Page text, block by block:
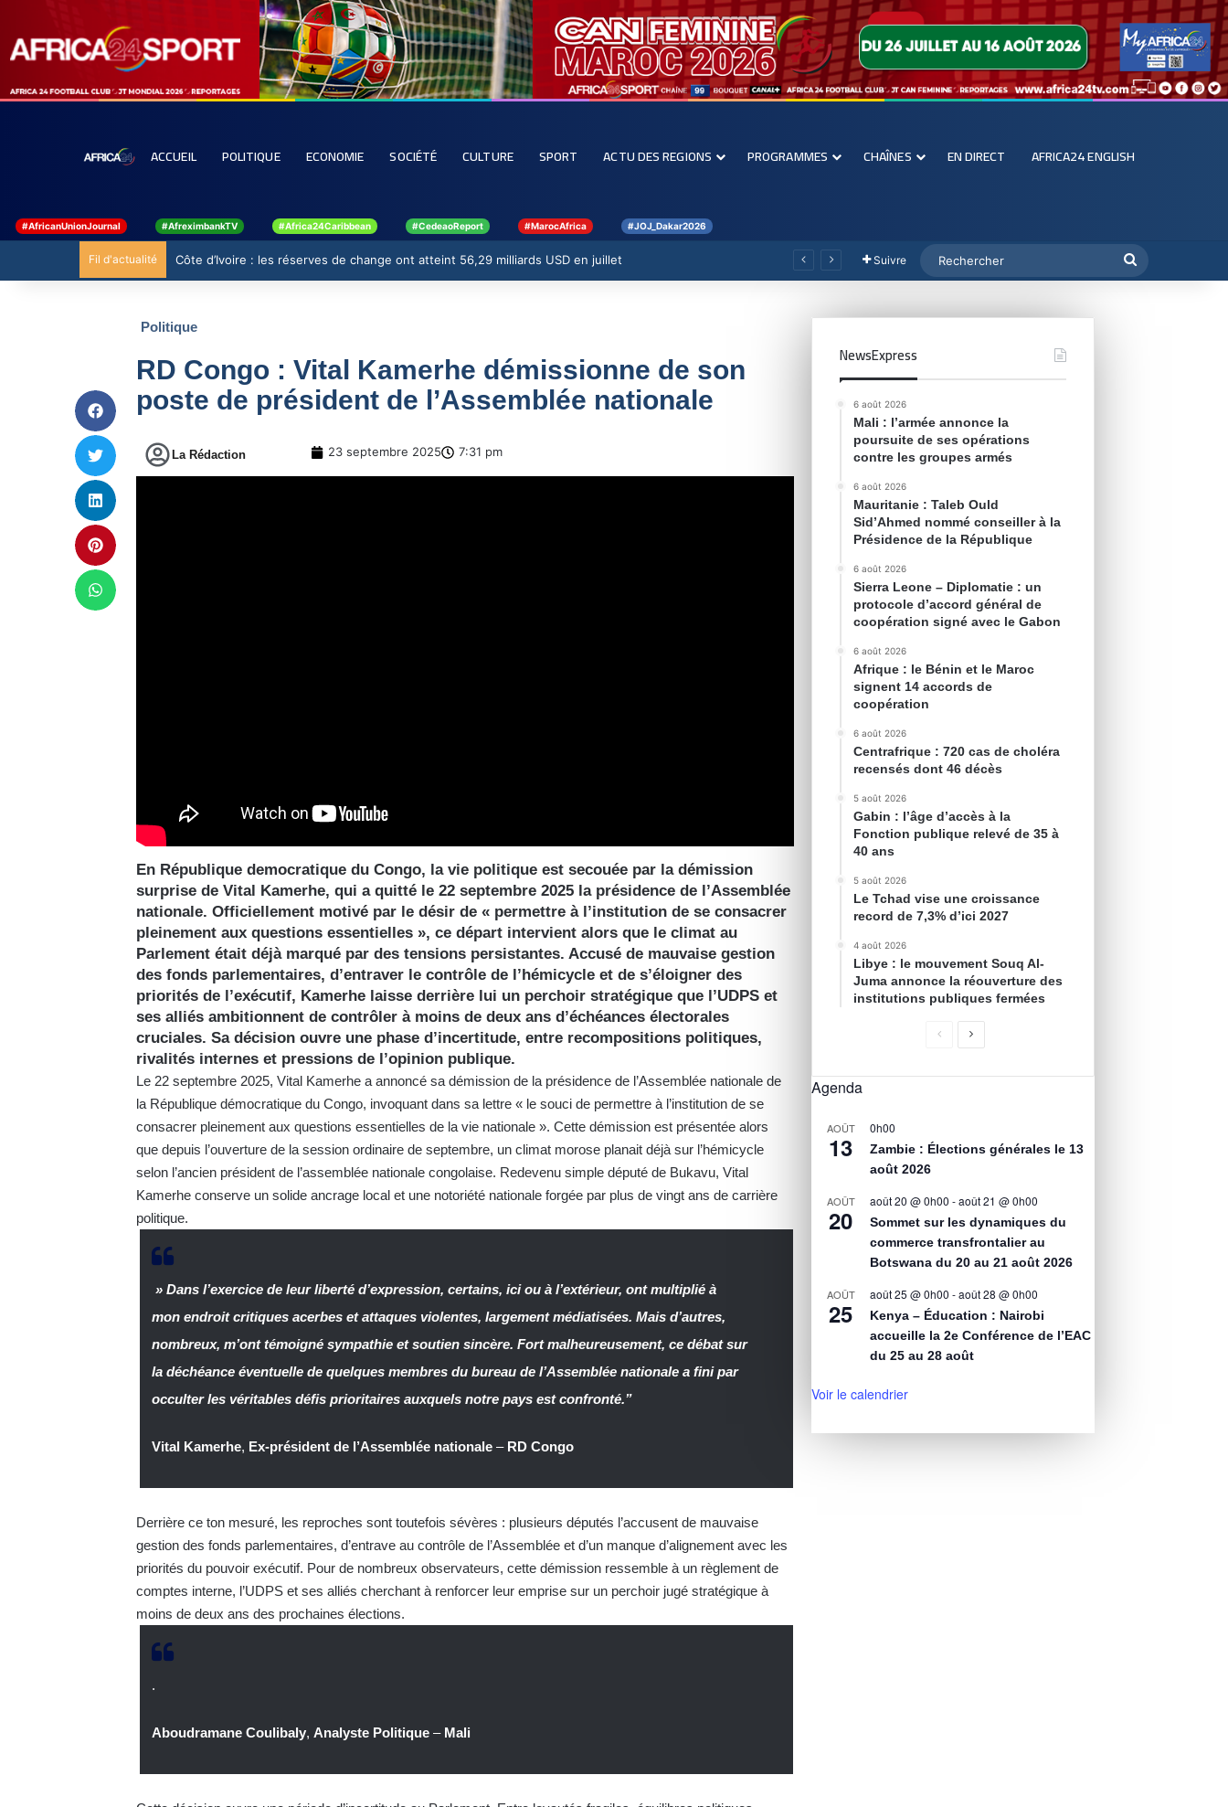
ACCUEIL POLITIQUE ECONOMIE SOCIÉTÉ CULTURE SPORT ACTU DES REGIONS PROGRAMMES CHAÎNES EN DIRECT AFRICA24 ENGLISH
#AfricanUnionJournal #AfreximbankTV #Africa24Caribbean #CedeaoReport #MarocAfrica #JOJ_Dakar2026
Fil d'actualité Côte d’Ivoire : les réserves de change ont atteint 56,29 milliards USD en juillet Suivre
Politique
RD Congo : Vital Kamerhe démissionne de son
poste de président de l’Assemblée nationale
La Rédaction 23 septembre 2025 7:31 pm
En République democratique du Congo, la vie politique est secouée par la démission
surprise de Vital Kamerhe, qui a quitté le 22 septembre 2025 la présidence de l’Assemblée
nationale. Officiellement motivé par le désir de « permettre à l’institution de se consacrer
pleinement aux questions essentielles », ce départ intervient alors que le climat au
Parlement était déjà marqué par des tensions persistantes. Accusé de mauvaise gestion
des fonds parlementaires, d’entraver le contrôle de l’hémicycle et de s’éloigner des
priorités de l’exécutif, Kamerhe laisse derrière lui un perchoir stratégique que l’UDPS et
ses alliés ambitionnent de contrôler à moins de deux ans d’échéances électorales
cruciales. Sa décision ouvre une phase d’incertitude, entre recompositions politiques,
rivalités internes et pressions de l’opinion publique.
Le 22 septembre 2025, Vital Kamerhe a annoncé sa démission de la présidence de l’Assemblée nationale de
la République démocratique du Congo, invoquant dans sa lettre « le souci de permettre à l’institution de se
consacrer pleinement aux questions essentielles de la vie nationale ». Cette démission est présentée alors
que depuis l’ouverture de la session ordinaire de septembre, un climat morose planait déjà sur l’hémicycle
selon l’ancien président de l’assemblée nationale congolaise. Redevenu simple député de Bukavu, Vital
Kamerhe conserve un solide ancrage local et une notoriété nationale forgée par plus de vingt ans de carrière
politique.
» Dans l’exercice de leur liberté d’expression, certains, ici ou à l’extérieur, ont multiplié à
mon endroit critiques acerbes et attaques violentes, largement médiatisées. Mais d’autres,
nombreux, m’ont témoigné sympathie et soutien sincère. Fort malheureusement, ce débat sur
la déchéance éventuelle de quelques membres du bureau de l’Assemblée nationale a fini par
occulter les véritables défis prioritaires auxquels notre pays est confronté.”
Vital Kamerhe, Ex-président de l’Assemblée nationale – RD Congo
Derrière ce ton mesuré, les reproches sont toutefois sévères : plusieurs députés l’accusent de mauvaise
gestion des fonds parlementaires, d’entrave au contrôle de l’Assemblée et d’un manque d’alignement avec les
priorités du pouvoir exécutif. Pour de nombreux observateurs, cette démission ressemble à un règlement de
comptes interne, l’UDPS et ses alliés cherchant à renforcer leur emprise sur un perchoir jugé stratégique à
moins de deux ans des prochaines élections.
.
Aboudramane Coulibaly,Analyste Politique – Mali
NewsExpress
6 août 2026
Mali : l’armée annonce la
poursuite de ses opérations
contre les groupes armés
6 août 2026
Mauritanie : Taleb Ould
Sid’Ahmed nommé conseiller à la
Présidence de la République
6 août 2026
Sierra Leone – Diplomatie : un
protocole d’accord général de
coopération signé avec le Gabon
6 août 2026
Afrique : le Bénin et le Maroc
signent 14 accords de
coopération
6 août 2026
Centrafrique : 720 cas de choléra
recensés dont 46 décès
5 août 2026
Gabin : l’âge d’accès à la
Fonction publique relevé de 35 à
40 ans
5 août 2026
Le Tchad vise une croissance
record de 7,3% d’ici 2027
4 août 2026
Libye : le mouvement Souq Al-
Juma annonce la réouverture des
institutions publiques fermées
Agenda
AOÛT
13
0h00
Zambie : Élections générales le 13
août 2026
AOÛT
20
août 20 @ 0h00 -août 21 @ 0h00
Sommet sur les dynamiques du
commerce transfrontalier au
Botswana du 20 au 21 août 2026
AOÛT
25
août 25 @ 0h00 -août 28 @ 0h00
Kenya – Éducation : Nairobi
accueille la 2e Conférence de l’EAC
du 25 au 28 août
Voir le calendrier